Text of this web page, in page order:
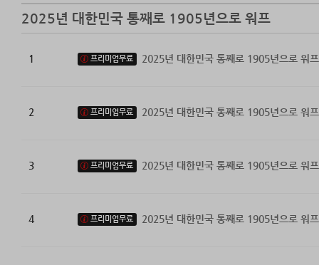
2025년 대한민국 통째로 1905년으로 워프
1 프리미엄무료 2025년 대한민국 통째로 1905년으로 워
2 프리미엄무료 2025년 대한민국 통째로 1905년으로 워
3 프리미엄무료 2025년 대한민국 통째로 1905년으로 워
4 프리미엄무료 2025년 대한민국 통째로 1905년으로 워